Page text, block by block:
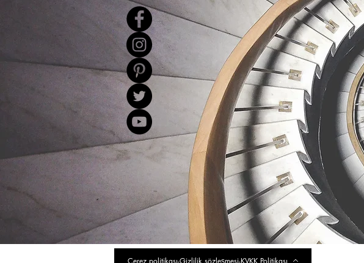
Çerez politikası-Gizlilik sözleşmesi-KVKK Politikası